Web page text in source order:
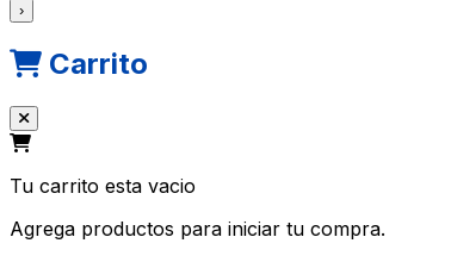
›
Carrito
Tu carrito esta vacio
Agrega productos para iniciar tu compra.